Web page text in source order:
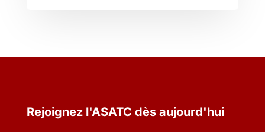
Rejoignez l'ASATC dès aujourd'hui